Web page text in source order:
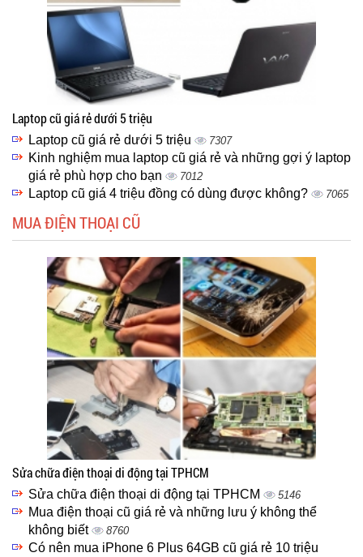
Laptop cũ giá rẻ dưới 5 triệu
Laptop cũ giá rẻ dưới 5 triệu 7307
Kinh nghiệm mua laptop cũ giá rẻ và những gợi ý laptop
giá rẻ phù hợp cho bạn
7012
Laptop cũ giá 4 triệu đồng có dùng được không? 7065
MUA ĐIỆN THOẠI CŨ
Sửa chữa điện thoại di động tại TPHCM
Sửa chữa điện thoại di động tại TPHCM 5146
Mua điện thoại cũ giá rẻ và những lưu ý không thể
không biết
8760
Có nên mua iPhone 6 Plus 64GB cũ giá rẻ 10 triệu